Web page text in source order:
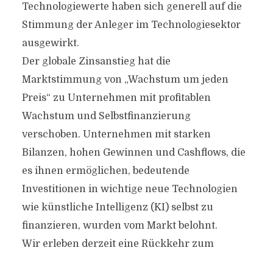
Technologiewerte haben sich generell auf die
Stimmung der Anleger im Technologiesektor
ausgewirkt.
Der globale Zinsanstieg hat die
Marktstimmung von „Wachstum um jeden
Preis“ zu Unternehmen mit profitablen
Wachstum und Selbstfinanzierung
verschoben. Unternehmen mit starken
Bilanzen, hohen Gewinnen und Cashflows, die
es ihnen ermöglichen, bedeutende
Investitionen in wichtige neue Technologien
wie künstliche Intelligenz (KI) selbst zu
finanzieren, wurden vom Markt belohnt.
Wir erleben derzeit eine Rückkehr zum